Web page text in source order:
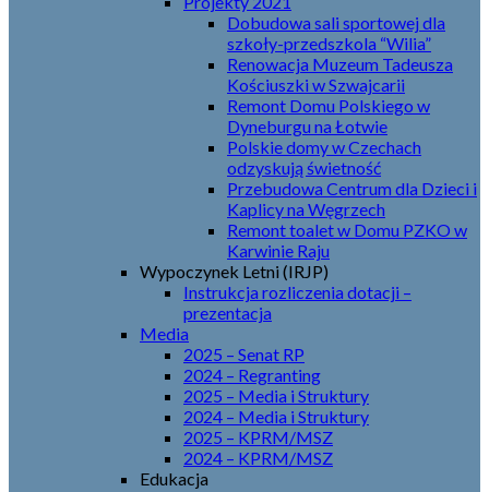
Dobudowa sali sportowej dla
szkoły-przedszkola “Wilia”
Renowacja Muzeum Tadeusza
Kościuszki w Szwajcarii
Remont Domu Polskiego w
Dyneburgu na Łotwie
Polskie domy w Czechach
odzyskują świetność
Przebudowa Centrum dla Dzieci i
Kaplicy na Węgrzech
Remont toalet w Domu PZKO w
Karwinie Raju
Wypoczynek Letni (IRJP)
Instrukcja rozliczenia dotacji –
prezentacja
Media
2025 – Senat RP
2024 – Regranting
2025 – Media i Struktury
2024 – Media i Struktury
2025 – KPRM/MSZ
2024 – KPRM/MSZ
Edukacja